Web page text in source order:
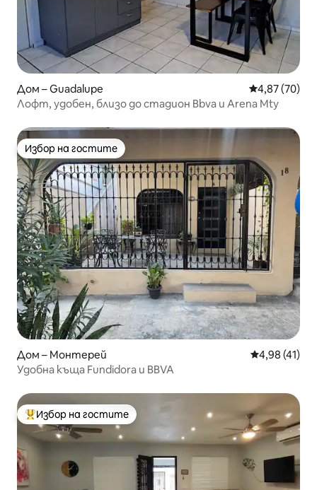
Дом – Guadalupe Средна
4,87 (70)
Лофт, удобен, близо до стадион Bbva и Arena Mty
Избор на гостите
Избор на гостите
Дом – Монтерей Средна
4,98 (41)
Удобна къща Fundidora и BBVA
Най-популярен избор на гостите
Избор на гостите